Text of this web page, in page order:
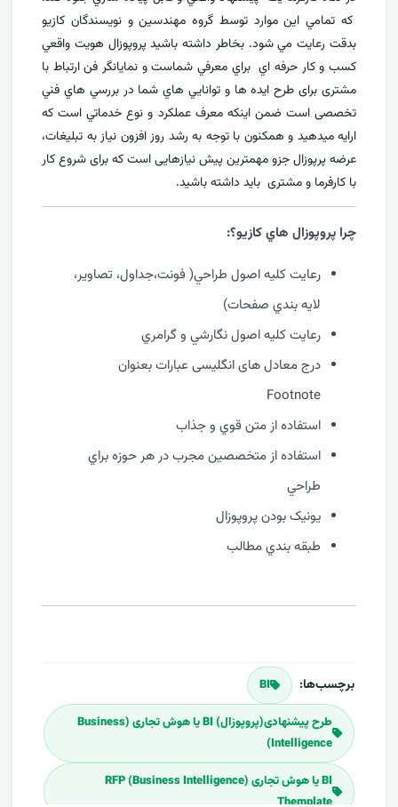
که تمامي اين موارد توسط گروه مهندسين و نويسندگان کازيو
بدقت رعايت مي شود. بخاطر داشته باشيد پروپوزال هويت واقعي
کسب و کار حرفه اي براي معرفيشماست و نمایانگر فن ارتباط با
مشتری برای طرح ايده ها و توانايي هاي شما در بررسي هاي فني
تخصصی است ضمن اینکه معرف عملکرد و نوع خدماتي است که
ارايه ميدهید و همکنون با توجه به رشد روز افزون نياز به تبليغات،
عرضه پرپوزال جزو مهمترين پیش نیازهایی است که برای شروع کار
با کارفرما و مشتری بايد داشته باشيد.
چرا پروپوزال هاي کازيو؟:
رعايت کليه اصول طراحي( فونت،جداول، تصاوير،
لايه بندي صفحات)
رعايت کليه اصول نگارشي و گرامري
درج معادل های انگلیسی عبارات بعنوان
Footnote
استفاده از متن قوي و جذاب
استفاده از متخصصين مجرب در هر حوزه براي
طراحي
يونيک بودن پروپوزال
طبقه بندي مطالب
برچسب‌ها: BI
طرح پیشنهادی(پروپوزال) BI یا هوش تجاری (Business
Intelligence)
BI یا هوش تجاری (Business Intelligence) RFP
Themplate